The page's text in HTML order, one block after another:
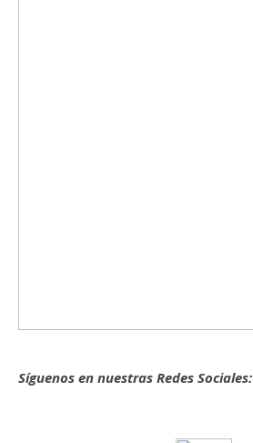
Síguenos en nuestras Redes Sociales: